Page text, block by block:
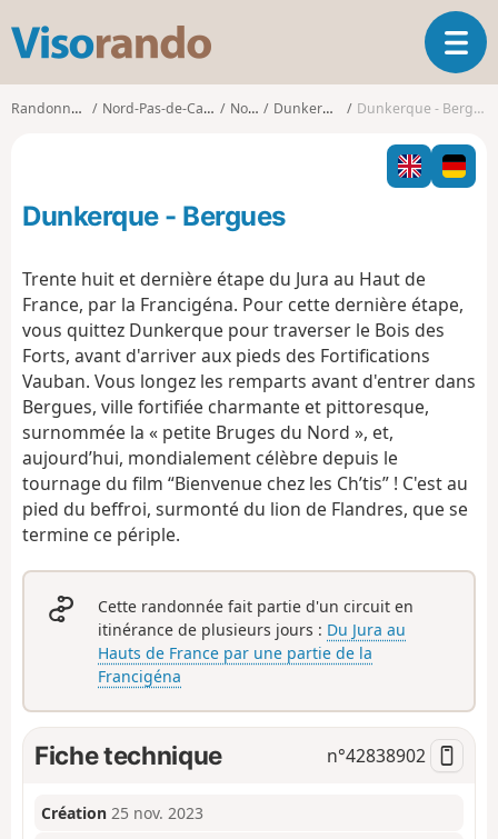
s
o
O
u
i
r
l
i
t
Randonnées Nord-Pas-de-Calais Nord Dunkerque Dunkerque - Bergues
Dunkerque - Bergues
Trente huit et dernière étape du Jura au Haut de
France, par la Francigéna. Pour cette dernière étape,
vous quittez Dunkerque pour traverser le Bois des
Forts, avant d'arriver aux pieds des Fortifications
Vauban. Vous longez les remparts avant d'entrer dans
Bergues, ville fortifiée charmante et pittoresque,
surnommée la « petite Bruges du Nord », et,
aujourd’hui, mondialement célèbre depuis le
tournage du film “Bienvenue chez les Ch’tis” ! C'est au
pied du beffroi, surmonté du lion de Flandres, que se
termine ce périple.
Cette randonnée fait partie d'un circuit en
itinérance de plusieurs jours : Du Jura au
Hauts de France par une partie de la
Francigéna
Fiche technique n°42838902
Création 25 nov. 2023